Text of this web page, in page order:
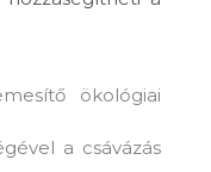
ökológiai
a csávázás